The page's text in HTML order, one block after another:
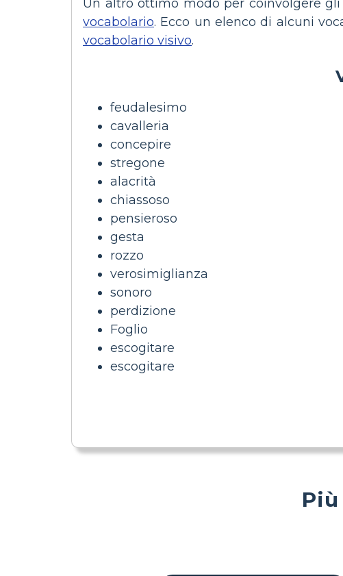
Un altro ottimo modo per coinvolgere
vocabolario. Ecco un elenco di alcuni
vocabolario visivo.
feudalesimo
cavalleria
concepire
stregone
alacrità
chiassoso
pensieroso
gesta
rozzo
verosimiglianza
sonoro
perdizione
Foglio
escogitare
escogitare